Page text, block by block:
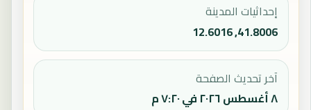
إحداثيات المدينة
41.8006, 12.6016
آخر تحديث الصفحة
٨ أغسطس ٢٠٢٦ في ٧:٢٠ م